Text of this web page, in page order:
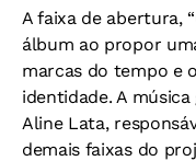
A faixa de abertura,
álbum ao propor
marcas do tempo e
identidade. A
Aline Lata,
demais faixas do